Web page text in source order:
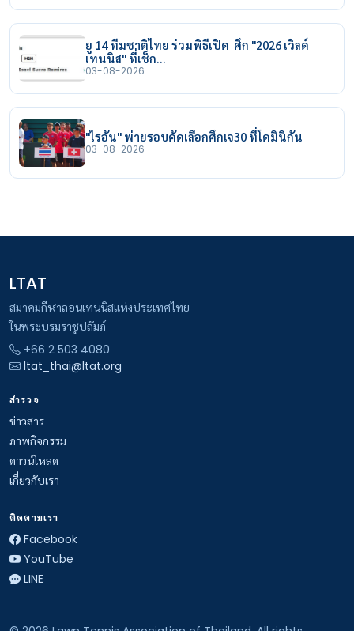
ยู 14 ทีมชาติไทย ร่วมพิธีเปิด ศึก "2026 เวิลด์
เทนนิส" ที่เช็ก…
03-08-2026
"ไรอัน" พ่ายรอบคัดเลือกศึกเจ30 ที่โดมินิกัน
03-08-2026
LTAT
สมาคมกีฬาลอนเทนนิสแห่งประเทศไทย
ในพระบรมราชูปถัมภ์
+66 2 503 4080
ltat_thai@ltat.org
สำรวจ
ข่าวสาร
ภาพกิจกรรม
ดาวน์โหลด
เกี่ยวกับเรา
ติดตามเรา
Facebook
YouTube
LINE